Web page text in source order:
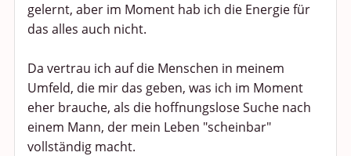
gelernt, aber im Moment hab ich die Energie für
das alles auch nicht.
Da vertrau ich auf die Menschen in meinem
Umfeld, die mir das geben, was ich im Moment
eher brauche, als die hoffnungslose Suche nach
einem Mann, der mein Leben "scheinbar"
vollständig macht.